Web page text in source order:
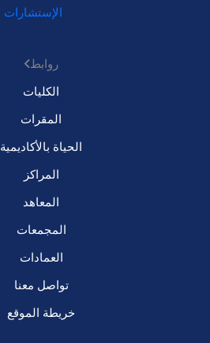
الإستشارات
روابط
الكليات
المقرات
الحياة بالأكاديمية
المراكز
المعاهد
المجمعات
العمادات
تواصل معنا
خريطة الموقع